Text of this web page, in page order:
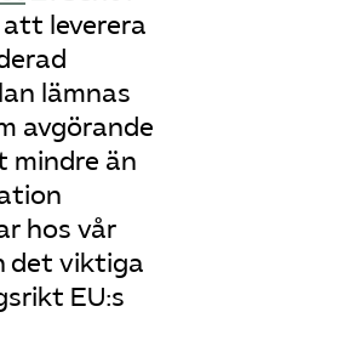
leverera
lämnas
avgörande
mindre än
hos vår
det viktiga
EU:s